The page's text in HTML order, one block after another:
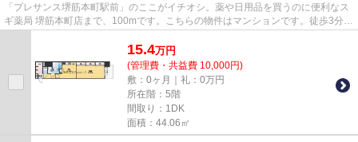
「プレサンス堺筋本町駅前」のここがイチオシ。薬や日用品を買うのに便利なス
ギ薬局 堺筋本町店まで、100mです。こちらの物件はマンションです。徒歩3分で
15.4万円
(管理費・共益費 10,000円)
敷：0ヶ月｜礼：0万円
所在階：5階
間取り：1DK
面積：44.06㎡